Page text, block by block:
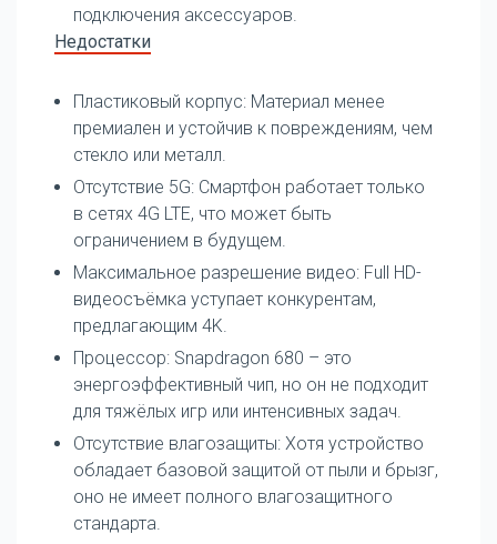
подключения аксессуаров.
Недостатки
Пластиковый корпус: Материал менее
премиален и устойчив к повреждениям, чем
стекло или металл.
Отсутствие 5G: Смартфон работает только
в сетях 4G LTE, что может быть
ограничением в будущем.
Максимальное разрешение видео: Full HD-
видеосъёмка уступает конкурентам,
предлагающим 4K.
Процессор: Snapdragon 680 – это
энергоэффективный чип, но он не подходит
для тяжёлых игр или интенсивных задач.
Отсутствие влагозащиты: Хотя устройство
обладает базовой защитой от пыли и брызг,
оно не имеет полного влагозащитного
стандарта.